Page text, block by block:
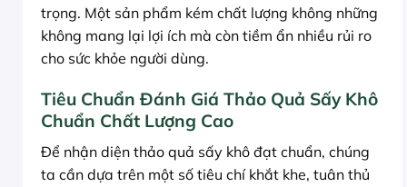
trọng. Một sản phẩm kém chất lượng không những
không mang lại lợi ích mà còn tiềm ẩn nhiều rủi ro
cho sức khỏe người dùng.
Tiêu Chuẩn Đánh Giá Thảo Quả Sấy Khô
Chuẩn Chất Lượng Cao
Để nhận diện thảo quả sấy khô đạt chuẩn, chúng
ta cần dựa trên một số tiêu chí khắt khe, tuân thủ